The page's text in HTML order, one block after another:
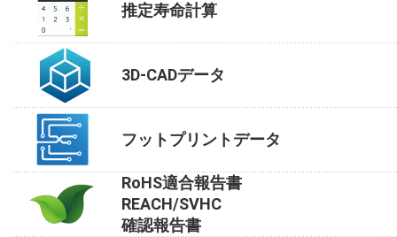
推定寿命計算
3D-CADデータ
フットプリントデータ
RoHS適合報告書
REACH/SVHC
確認報告書